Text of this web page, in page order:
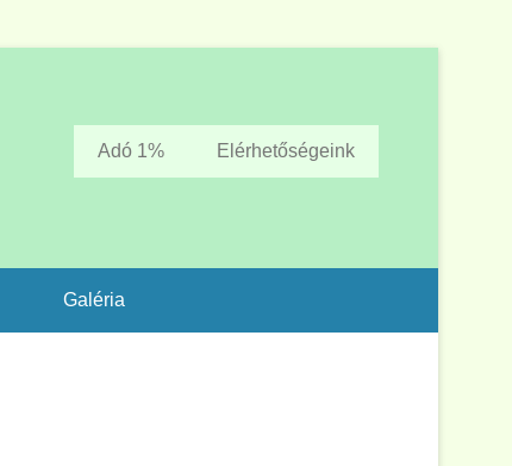
Adó 1% Elérhetőségeink
Galéria